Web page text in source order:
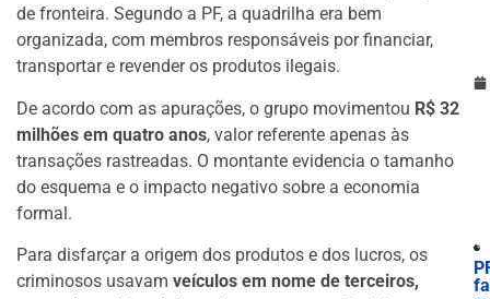
de fronteira. Segundo a PF, a quadrilha era bem
organizada, com membros responsáveis por financiar,
transportar e revender os produtos ilegais.
De acordo com as apurações, o grupo movimentou R$ 32
milhões em quatro anos, valor referente apenas às
transações rastreadas. O montante evidencia o tamanho
do esquema e o impacto negativo sobre a economia
formal.
Para disfarçar a origem dos produtos e dos lucros, os
criminosos usavam veículos em nome de terceiros,